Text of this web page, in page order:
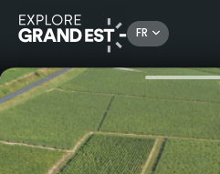
FR
Patrimoine & mémoire